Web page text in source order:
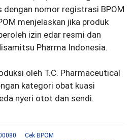
dengan nomor registrasi BPOM
menjelaskan jika produk
izin edar resmi dan
Pharma Indonesia.
oleh T.C. Pharmaceutical
kategori obat kuasi
nyeri otot dan sendi.
Cek BPOM